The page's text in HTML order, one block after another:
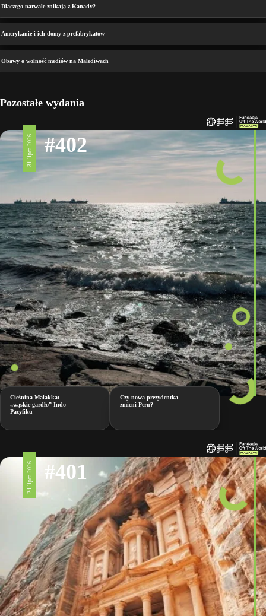
Dlaczego narwale znikają z Kanady?
Amerykanie i ich domy z prefabrykatów
Obawy o wolność mediów na Malediwach
Pozostałe wydania
31 lipca 2026 #402
Cieśnina Malakka:
„wąskie gardło” Indo-
Pacyfiku
Czy nowa prezydentka
zmieni Peru?
24 lipca 2026 #401